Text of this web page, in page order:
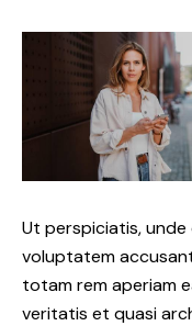
Ut perspiciatis,
voluptatem
totam rem aperiam
veritatis et quasi